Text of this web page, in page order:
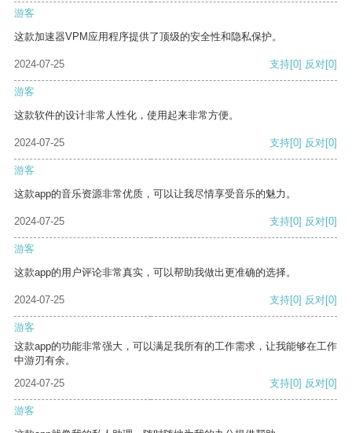
游客
这款加速器VPM应用程序提供了顶级的安全性和隐私保护。
2024-07-25 支持[0] 反对[0]
游客
这款软件的设计非常人性化，使用起来非常方便。
2024-07-25 支持[0] 反对[0]
游客
这款app的音乐资源非常优质，可以让我尽情享受音乐的魅力。
2024-07-25 支持[0] 反对[0]
游客
这款app的用户评论非常真实，可以帮助我做出更准确的选择。
2024-07-25 支持[0] 反对[0]
游客
这款app的功能非常强大，可以满足我所有的工作需求，让我能够在工作
中游刃有余。
2024-07-25
支持[0] 反对[0]
游客